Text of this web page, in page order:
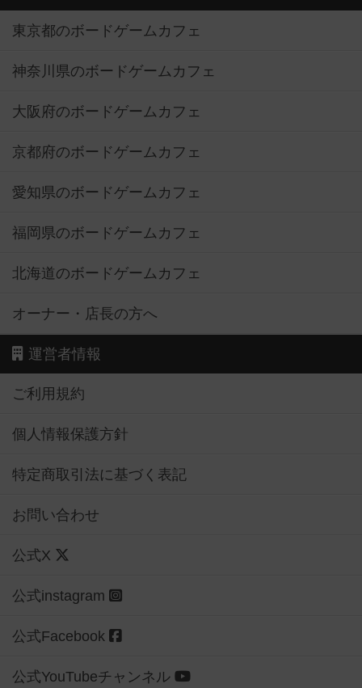
東京都のボードゲームカフェ
神奈川県のボードゲームカフェ
大阪府のボードゲームカフェ
京都府のボードゲームカフェ
愛知県のボードゲームカフェ
福岡県のボードゲームカフェ
北海道のボードゲームカフェ
オーナー・店長の方へ
運営者情報
ご利用規約
個人情報保護方針
特定商取引法に基づく表記
お問い合わせ
公式X
公式instagram
公式Facebook
公式YouTubeチャンネル